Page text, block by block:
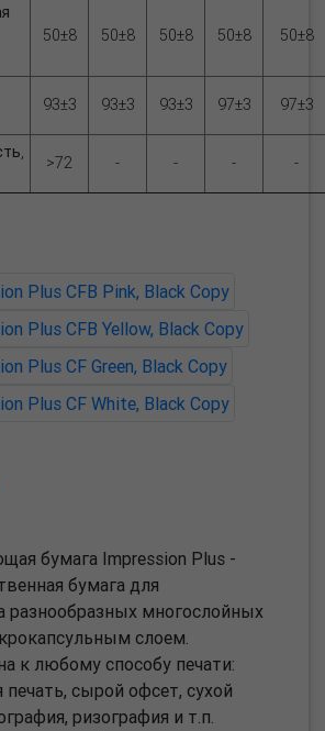
50±8 50±8 50±8 50±8 50±8
93±3 93±3 93±3 97±3 97±3
,
>72 - - - -
бумага Impression Plus -
бумага для
разнообразных многослойных
слоем.
к любому способу печати:
печать, сырой офсет, сухой
ризография и т.п.